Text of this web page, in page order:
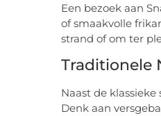
Een bezoek aan
of smaakvolle
strand of om ter
Traditionele
Naast de
Denk aan